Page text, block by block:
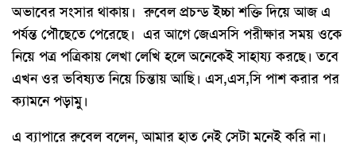
অভাবের সংসার থাকায়। রুবেল প্রচন্ড ইচ্চা শক্তি দিয়ে আজ এ
পর্যন্ত পৌছেতে পেরেছে। এর আগে জেএসসি পরীক্ষার সময় ওকে
নিয়ে পত্র পত্রিকায় লেখা লেখি হলে অনেকেই সাহায্য করছে। তবে
এখন ওর ভবিষ্যত নিয়ে চিন্তায় আছি। এস,এস,সি পাশ করার পর
ক্যামনে পড়ামু।
এ ব্যাপারে রুবেল বলেন, আমার হাত নেই সেটা মনেই করি না।